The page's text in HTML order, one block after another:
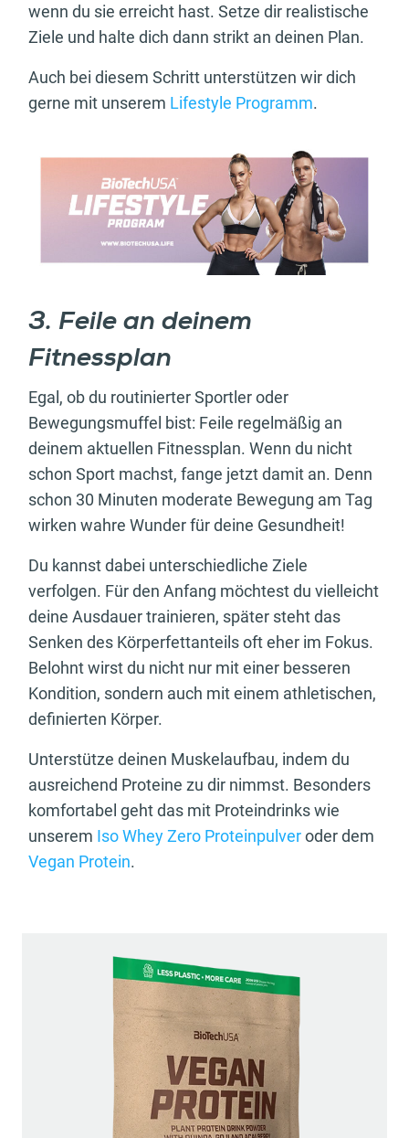
wenn du sie erreicht hast. Setze dir realistische
Ziele und halte dich dann strikt an deinen Plan.
Auch bei diesem Schritt unterstützen wir dich
gerne mit unserem Lifestyle Programm.
3. Feile an deinem
Fitnessplan
Egal, ob du routinierter Sportler oder
Bewegungsmuffel bist: Feile regelmäßig an
deinem aktuellen Fitnessplan. Wenn du nicht
schon Sport machst, fange jetzt damit an. Denn
schon 30 Minuten moderate Bewegung am Tag
wirken wahre Wunder für deine Gesundheit!
Du kannst dabei unterschiedliche Ziele
verfolgen. Für den Anfang möchtest du vielleicht
deine Ausdauer trainieren, später steht das
Senken des Körperfettanteils oft eher im Fokus.
Belohnt wirst du nicht nur mit einer besseren
Kondition, sondern auch mit einem athletischen,
definierten Körper.
Unterstütze deinen Muskelaufbau, indem du
ausreichend Proteine zu dir nimmst. Besonders
komfortabel geht das mit Proteindrinks wie
unserem Iso Whey Zero Proteinpulveroder dem
Vegan Protein.